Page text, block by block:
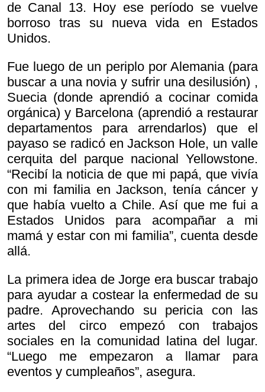
de Canal 13. Hoy ese período se vuelve
borroso tras su nueva vida en Estados
Unidos.
Fue luego de un periplo por Alemania (para
buscar a una novia y sufrir una desilusión) ,
Suecia (donde aprendió a cocinar comida
orgánica) y Barcelona (aprendió a restaurar
departamentos para arrendarlos) que el
payaso se radicó en Jackson Hole, un valle
cerquita del parque nacional Yellowstone.
“Recibí la noticia de que mi papá, que vivía
con mi familia en Jackson, tenía cáncer y
que había vuelto a Chile. Así que me fui a
Estados Unidos para acompañar a mi
mamá y estar con mi familia”, cuenta desde
allá.
La primera idea de Jorge era buscar trabajo
para ayudar a costear la enfermedad de su
padre. Aprovechando su pericia con las
artes del circo empezó con trabajos
sociales en la comunidad latina del lugar.
“Luego me empezaron a llamar para
eventos y cumpleaños”, asegura.